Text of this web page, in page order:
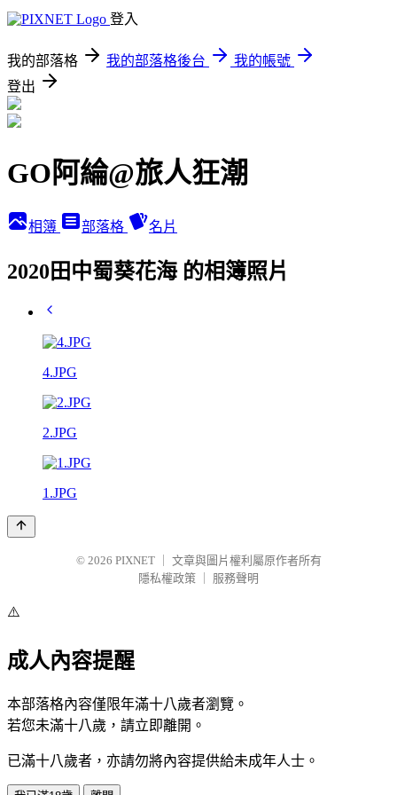
登入
我的部落格 我的部落格後台
我的帳號
登出
GO阿綸@旅人狂潮
相簿 部落格 名片
2020田中蜀葵花海 的相簿照片
4.JPG
2.JPG
1.JPG
© 2026 PIXNET
文章與圖片權利屬原作者所有
隱私權政策
服務聲明
⚠️
成人內容提醒
本部落格內容僅限年滿十八歲者瀏覽。
若您未滿十八歲，請立即離開。
已滿十八歲者，亦請勿將內容提供給未成年人士。